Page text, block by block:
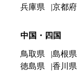
兵庫県
京都府
中国・四国
鳥取県 島根県
徳島県
香川県